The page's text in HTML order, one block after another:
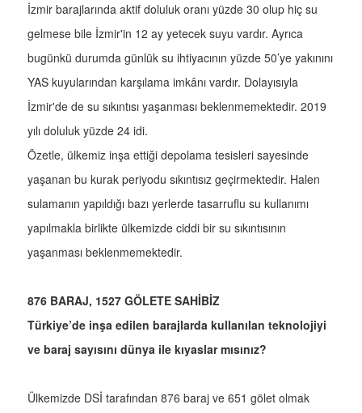
İzmir barajlarında aktif doluluk oranı yüzde 30 olup hiç su
gelmese bile İzmir'in 12 ay yetecek suyu vardır. Ayrıca
bugünkü durumda günlük su ihtiyacının yüzde 50’ye yakınını
YAS kuyularından karşılama imkânı vardır. Dolayısıyla
İzmir'de de su sıkıntısı yaşanması beklenmemektedir. 2019
yılı doluluk yüzde 24 idi.
Özetle, ülkemiz inşa ettiği depolama tesisleri sayesinde
yaşanan bu kurak periyodu sıkıntısız geçirmektedir. Halen
sulamanın yapıldığı bazı yerlerde tasarruflu su kullanımı
yapılmakla birlikte ülkemizde ciddi bir su sıkıntısının
yaşanması beklenmemektedir.
876 BARAJ, 1527 GÖLETE SAHİBİZ
Türkiye’de inşa edilen barajlarda kullanılan teknolojiyi
ve baraj sayısını dünya ile kıyaslar mısınız?
Ülkemizde DSİ tarafından 876 baraj ve 651 gölet olmak